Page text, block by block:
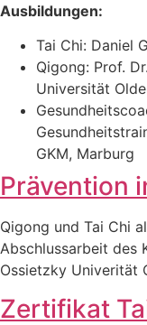
Ausbildungen:
Tai Chi: Daniel
Qigong: Prof.
Universität
GKM, Marburg
Prävention
Qigong und Tai Chi
Abschlussarbeit des
Ossietzky Univerität
Zertifikat